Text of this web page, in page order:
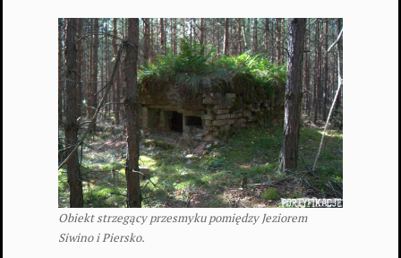
Obiekt strzegący przesmyku pomiędzy Jeziorem
Siwino i Piersko.